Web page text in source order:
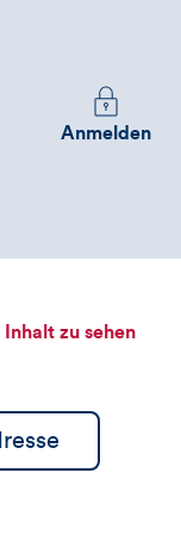
Melden
Sie
sehen
Anmelden
zu sehen